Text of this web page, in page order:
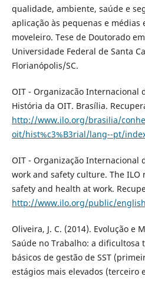
qualidade, ambiente, saúde e
aplicação às pequenas e médias
moveleiro. Tese de Doutorado
Universidade Federal de Santa
Florianópolis/SC.
OIT - Organizacão Internacional
História da OIT. Brasília.
http://www.ilo.org/brasilia/
oit/hist%c3%B3rial/lang--pt/
OIT - Organização Internacional
work and safety culture. The
safety and health at work.
http://www.ilo.org/public/
Oliveira, J. C. (2014). Evolução e
Saúde no Trabalho: a dificultosa
básicos de gestão de SST
estágios mais elevados (terceiro